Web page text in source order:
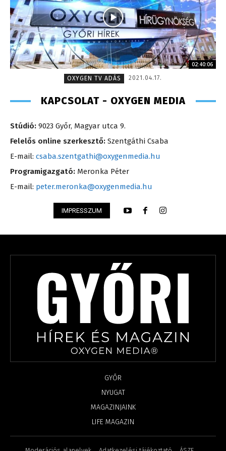
02:40:06
OXYGEN TV ADÁS
2021.04.17.
KAPCSOLAT - OXYGEN MEDIA
Stúdió: 9023 Győr, Magyar utca 9.
Felelős online szerkesztő: Szentgáthi Csaba
E-mail: csaba.szentgathi@oxygenmedia.hu
Programigazgató: Meronka Péter
E-mail: peter.meronka@oxygenmedia.hu
IMPRESSZUM
GYŐR
NYUGAT
MAGAZINJAINK
LIFE MAGAZIN